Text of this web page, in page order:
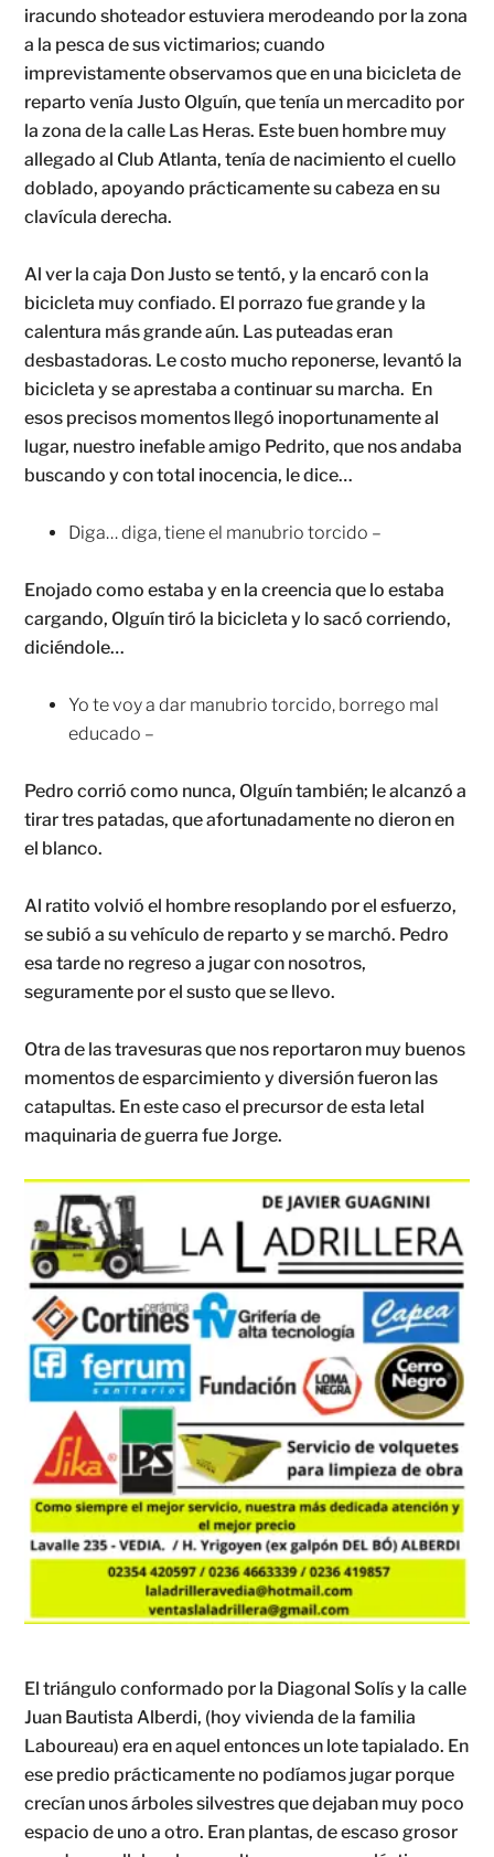
iracundo shoteador estuviera merodeando por la zona
a la pesca de sus victimarios; cuando
imprevistamente observamos que en una bicicleta de
reparto venía Justo Olguín, que tenía un mercadito por
la zona de la calle Las Heras. Este buen hombre muy
allegado al Club Atlanta, tenía de nacimiento el cuello
doblado, apoyando prácticamente su cabeza en su
clavícula derecha.
Al ver la caja Don Justo se tentó, y la encaró con la
bicicleta muy confiado. El porrazo fue grande y la
calentura más grande aún. Las puteadas eran
desbastadoras. Le costo mucho reponerse, levantó la
bicicleta y se aprestaba a continuar su marcha. En
esos precisos momentos llegó inoportunamente al
lugar, nuestro inefable amigo Pedrito, que nos andaba
buscando y con total inocencia, le dice…
Diga… diga, tiene el manubrio torcido –
Enojado como estaba y en la creencia que lo estaba
cargando, Olguín tiró la bicicleta y lo sacó corriendo,
diciéndole…
Yo te voy a dar manubrio torcido, borrego mal
educado –
Pedro corrió como nunca, Olguín también; le alcanzó a
tirar tres patadas, que afortunadamente no dieron en
el blanco.
Al ratito volvió el hombre resoplando por el esfuerzo,
se subió a su vehículo de reparto y se marchó. Pedro
esa tarde no regreso a jugar con nosotros,
seguramente por el susto que se llevo.
Otra de las travesuras que nos reportaron muy buenos
momentos de esparcimiento y diversión fueron las
catapultas. En este caso el precursor de esta letal
maquinaria de guerra fue Jorge.
El triángulo conformado por la Diagonal Solís y la calle
Juan Bautista Alberdi, (hoy vivienda de la familia
Laboureau) era en aquel entonces un lote tapialado. En
ese predio prácticamente no podíamos jugar porque
crecían unos árboles silvestres que dejaban muy poco
espacio de uno a otro. Eran plantas, de escaso grosor